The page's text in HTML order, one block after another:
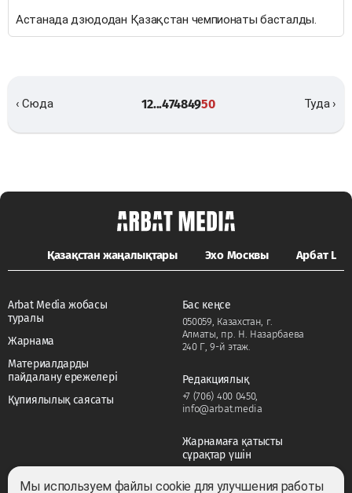
Астанада дзюдодан Қазақстан чемпионаты басталды.
‹ Сюда 12...47484950 Туда ›
Қазақстан жаңалықтары Эхо Москвы Арбат LIFE
Arbat Media жобасы
туралы
Жарнама
Материалдарды
пайдалану ережелері
Құпиялылық саясаты
Бас кеңсе
050059, Казахстан, г.
Алматы, пр. Н. Назарбаева
240 Г, 9-й этаж.
Редакциялық
+7 (706) 400 0450,
info@arbat.media
Жарнамаға қатысты
сұрақтар үшін
adv@arbat.media
Мы используем файлы cookie для улучшения работы